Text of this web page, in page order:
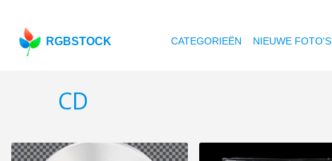
RGBSTOCK CATEGORIEËN NIEUWE FOTO'S
CD